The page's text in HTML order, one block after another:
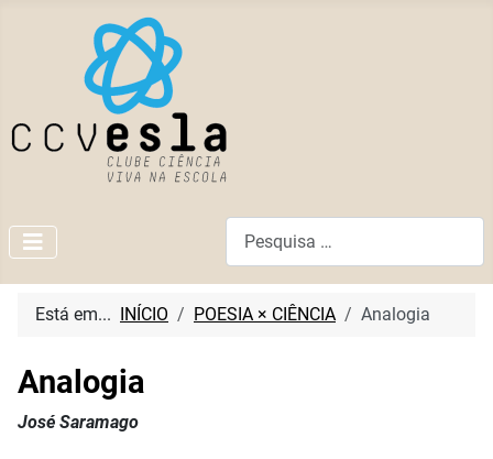
Está em... INÍCIO POESIA × CIÊNCIA Analogia
Analogia
José Saramago